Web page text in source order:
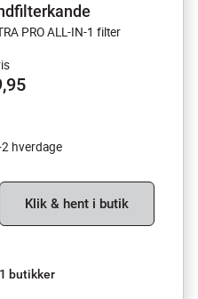
PRO ALL-IN-1 filter
hverdage
Klik & hent i butik
butikker